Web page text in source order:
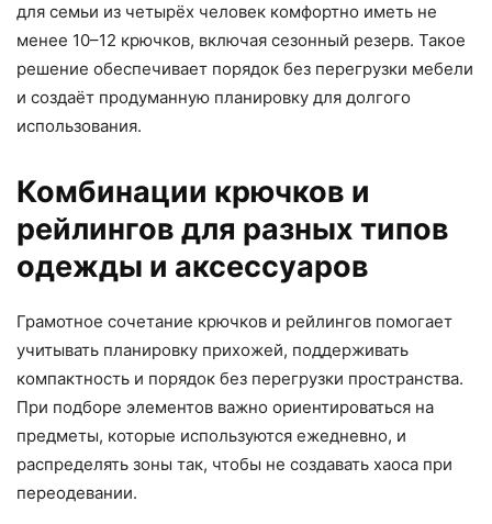
для семьи из четырёх человек комфортно иметь не
менее 10–12 крючков, включая сезонный резерв. Такое
решение обеспечивает порядок без перегрузки мебели
и создаёт продуманную планировку для долгого
использования.
Комбинации крючков и
рейлингов для разных типов
одежды и аксессуаров
Грамотное сочетание крючков и рейлингов помогает
учитывать планировку прихожей, поддерживать
компактность и порядок без перегрузки пространства.
При подборе элементов важно ориентироваться на
предметы, которые используются ежедневно, и
распределять зоны так, чтобы не создавать хаоса при
переодевании.